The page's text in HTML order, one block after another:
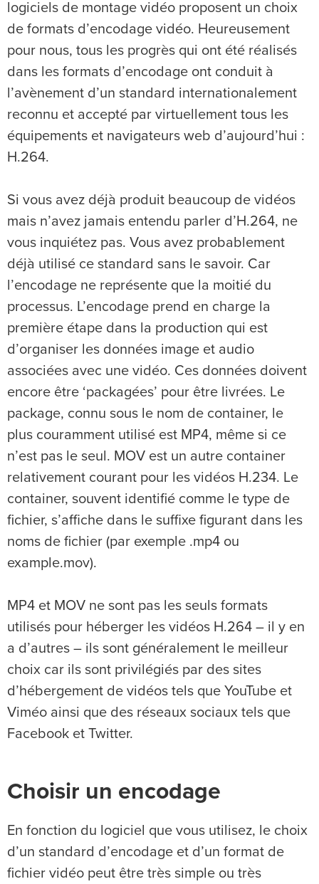
logiciels de montage vidéo proposent un choix
de formats d’encodage vidéo. Heureusement
pour nous, tous les progrès qui ont été réalisés
dans les formats d’encodage ont conduit à
l’avènement d’un standard internationalement
reconnu et accepté par virtuellement tous les
équipements et navigateurs web d’aujourd’hui :
H.264.
Si vous avez déjà produit beaucoup de vidéos
mais n’avez jamais entendu parler d’H.264, ne
vous inquiétez pas. Vous avez probablement
déjà utilisé ce standard sans le savoir. Car
l’encodage ne représente que la moitié du
processus. L’encodage prend en charge la
première étape dans la production qui est
d’organiser les données image et audio
associées avec une vidéo. Ces données doivent
encore être ‘packagées’ pour être livrées. Le
package, connu sous le nom de container, le
plus couramment utilisé est MP4, même si ce
n’est pas le seul. MOV est un autre container
relativement courant pour les vidéos H.234. Le
container, souvent identifié comme le type de
fichier, s’affiche dans le suffixe figurant dans les
noms de fichier (par exemple .mp4 ou
example.mov).
MP4 et MOV ne sont pas les seuls formats
utilisés pour héberger les vidéos H.264 – il y en
a d’autres – ils sont généralement le meilleur
choix car ils sont privilégiés par des sites
d’hébergement de vidéos tels que YouTube et
Viméo ainsi que des réseaux sociaux tels que
Facebook et Twitter.
Choisir un encodage
En fonction du logiciel que vous utilisez, le choix
d’un standard d’encodage et d’un format de
fichier vidéo peut être très simple ou très